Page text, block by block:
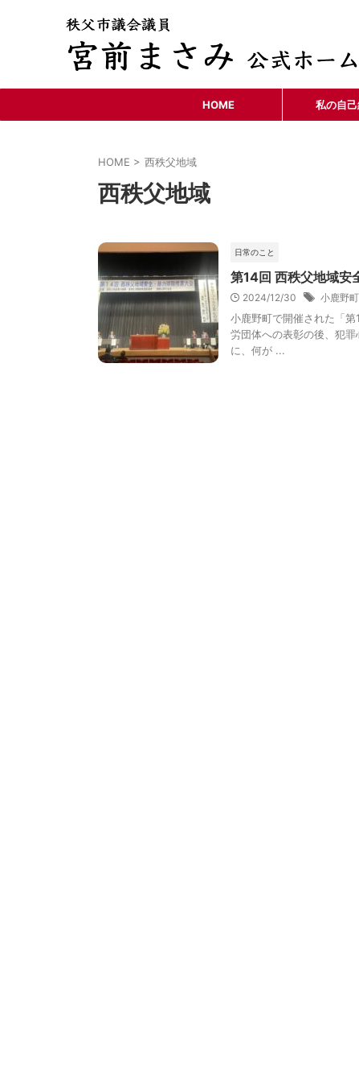
HOME 私の自
HOME > 西秩父地域
西秩父地域
日常のこと
第14回 西秩父地域安
2024/12/30 小鹿野町
小鹿野町で開催された「
労団体への表彰の後、犯
に、何が ...